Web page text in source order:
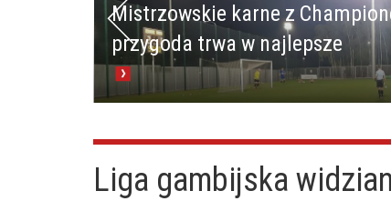
Mistrzowskie karne z
przygoda trwa w najlepsze
Liga gambijska